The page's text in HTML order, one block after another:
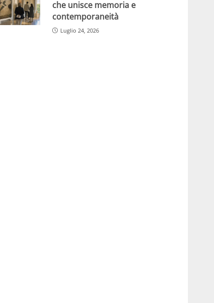
che unisce memoria e
contemporaneità
Luglio 24, 2026